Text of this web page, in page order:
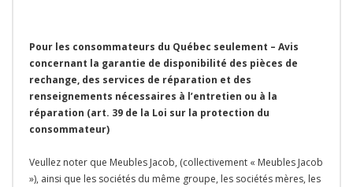
Pour les consommateurs du Québec seulement – Avis
concernant la garantie de disponibilité des pièces de
rechange, des services de réparation et des
renseignements nécessaires à l’entretien ou à la
réparation (art. 39 de la Loi sur la protection du
consommateur)
Veullez noter que Meubles Jacob, (collectivement « Meubles Jacob
»), ainsi que les sociétés du même groupe, les sociétés mères, les